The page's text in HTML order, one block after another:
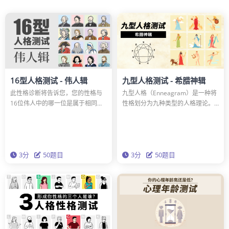
16型人格测试 - 伟人辑
此性格诊断将告诉您，您的性格与
16位伟人中的哪一位是属于相同的
3分 50题目
九型人格测试 - 希腊神辑
九型人格（Enneagram）是一种将
性格划分为九种类型的人格理论。
智慧吧。
3分 50题目